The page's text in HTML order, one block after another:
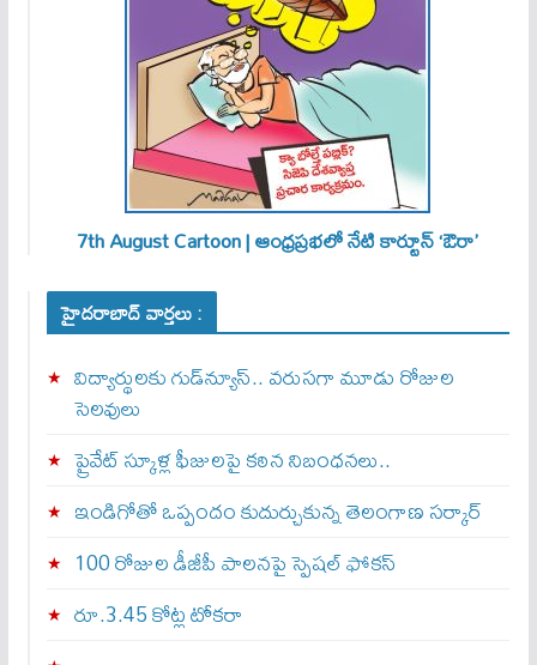
7th August Cartoon | ఆంధ్రప్రభలో నేటి కార్టూన్ ‘ఔరా’
హైదరాబాద్ వార్తలు :
విద్యార్థులకు గుడ్‌న్యూస్.. వరుసగా మూడు రోజుల
సెలవులు
ప్రైవేట్ స్కూళ్ల ఫీజులపై కఠిన నిబంధనలు..
ఇండిగోతో ఒప్పందం కుదుర్చుకున్న తెలంగాణ స‌ర్కార్
100 రోజుల డీజీపీ పాలనపై స్పెషల్ ఫోకస్
రూ.3.45 కోట్ల టోకరా